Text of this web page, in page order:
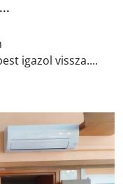
igazol vissza....